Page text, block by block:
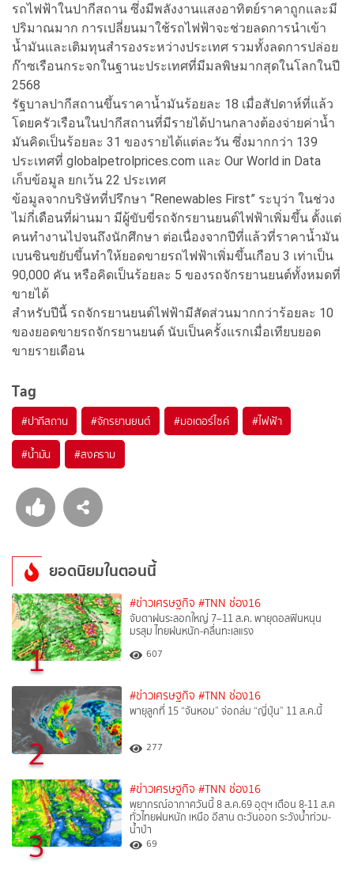
รถไฟฟ้าในปากีสถาน ซึ่งมีพลังงานแสงอาทิตย์ราคาถูกและมี
ปริมาณมาก การเปลี่ยนมาใช้รถไฟฟ้าจะช่วยลดการนำเข้า
น้ำมันและเติมทุนสำรองระหว่างประเทศ รวมทั้งลดการปล่อย
ก๊าซเรือนกระจกในฐานะประเทศที่มีมลพิษมากสุดในโลกในปี
2568
รัฐบาลปากีสถานขึ้นราคาน้ำมันร้อยละ 18 เมื่อสัปดาห์ที่แล้ว
โดยครัวเรือนในปากีสถานที่มีรายได้ปานกลางต้องจ่ายค่าน้ำ
มันคิดเป็นร้อยละ 31 ของรายได้แต่ละวัน ซึ่งมากกว่า 139
ประเทศที่ globalpetrolprices.com และ Our World in Data
เก็บข้อมูล ยกเว้น 22 ประเทศ
ข้อมูลจากบริษัทที่ปรึกษา “Renewables First” ระบุว่า ในช่วง
ไม่กี่เดือนที่ผ่านมา มีผู้ขับขี่รถจักรยานยนต์ไฟฟ้าเพิ่มขึ้น ตั้งแต่
คนทำงานไปจนถึงนักศึกษา ต่อเนื่องจากปีที่แล้วที่ราคาน้ำมัน
เบนซินขยับขึ้นทำให้ยอดขายรถไฟฟ้าเพิ่มขึ้นเกือบ 3 เท่าเป็น
90,000 คัน หรือคิดเป็นร้อยละ 5 ของรถจักรยานยนต์ทั้งหมดที่
ขายได้
สำหรับปีนี้ รถจักรยานยนต์ไฟฟ้ามีสัดส่วนมากกว่าร้อยละ 10
ของยอดขายรถจักรยานยนต์ นับเป็นครั้งแรกเมื่อเทียบยอด
ขายรายเดือน
Tag
#ปากีสถาน #จักรยานยนต์ #มอเตอร์ไซค์ #ไฟฟ้า
#น้ำมัน #สงคราม
ยอดนิยมในตอนนี้
1
#ข่าวเศรษฐกิจ #TNN ช่อง16
จับตาฝนระลอกใหญ่ 7–11 ส.ค. พายุดอลฟินหนุน
มรสุม ไทยฝนหนัก-คลื่นทะเลแรง
607
2
#ข่าวเศรษฐกิจ #TNN ช่อง16
พายุลูกที่ 15 “จันหอม” จ่อถล่ม “ญี่ปุ่น” 11 ส.ค.นี้
277
3
#ข่าวเศรษฐกิจ #TNN ช่อง16
พยากรณ์อากาศวันนี้ 8 ส.ค.69 อุตุฯ เตือน 8-11 ส.ค
ทั่วไทยฝนหนัก เหนือ อีสาน ตะวันออก ระวังน้ำท่วม-
น้ำป่า
69